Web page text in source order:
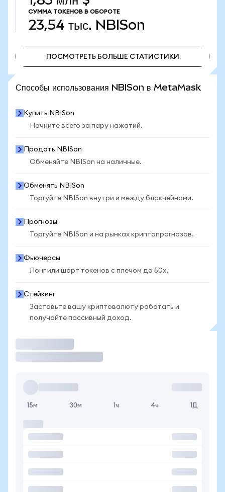
СУММА ТОКЕНОВ В ОБОРОТЕ
23,54 тыс. NBISon
ПОСМОТРЕТЬ БОЛЬШЕ СТАТИСТИКИ
Способы использования NBISon в MetaMask
Купить NBISon
Начните всего за пару нажатий.
Продать NBISon
Обменяйте NBISon на наличные.
Обменять NBISon
Торгуйте NBISon внутри и между блокчейнами.
Прогнозы
Торгуйте NBISon и на рынках криптопрогнозов.
Фьючерсы
Лонг или шорт токенов с плечом до 50x.
Стейкинг
Заставьте вашу криптовалюту работать и
получайте пассивный доход.
15м 30м 1ч 4ч 1Д